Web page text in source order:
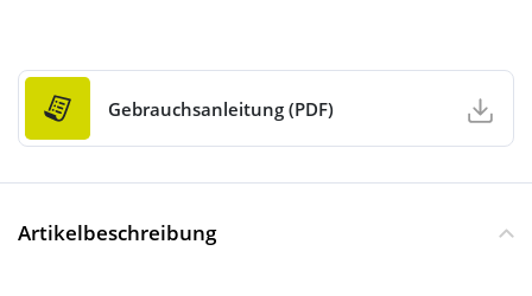
Gebrauchsanleitung (PDF)
Artikelbeschreibung